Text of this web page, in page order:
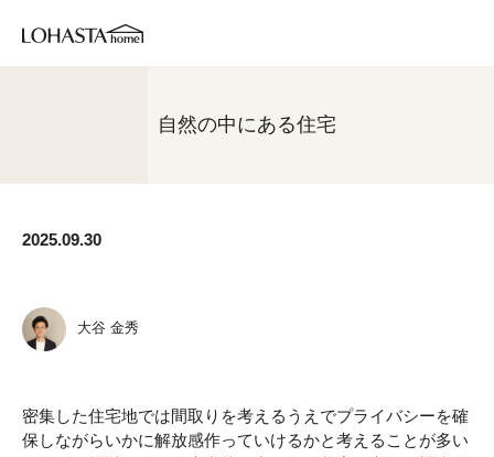
自然の中にある住宅
2025.09.30
大谷 金秀
密集した住宅地では間取りを考えるうえでプライバシーを確
保しながらいかに解放感作っていけるかと考えることが多い